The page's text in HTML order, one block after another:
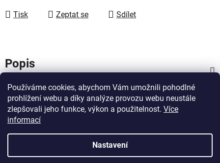
Používáme cookies, abychom Vám umožnili pohodlné
prohlížení webu a díky analýze provozu webu neustále
zlepšovali jeho funkce, výkon a použitelnost. Více
informací
Nastavení
Tisk Zeptat se Sdílet
Popis
Diskuze
Copyright 2026Dárky pro hasiče. Všechna práva
Upravit nastavení cookies